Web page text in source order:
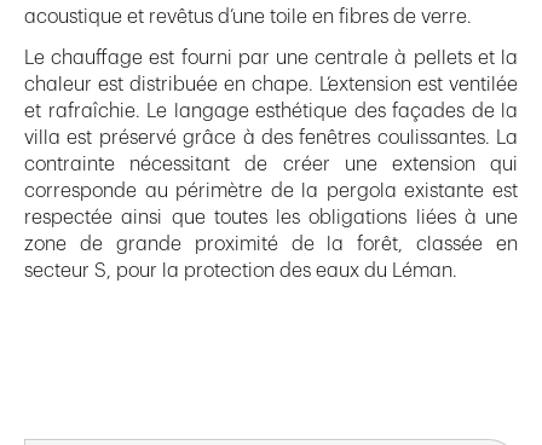
acoustique et revêtus d’une toile en fibres de verre.
Le chauffage est fourni par une centrale à pellets et la
chaleur est distribuée en chape. L’extension est ventilée
et rafraîchie. Le langage esthétique des façades de la
villa est préservé grâce à des fenêtres coulissantes. La
contrainte nécessitant de créer une extension qui
corresponde au périmètre de la pergola existante est
respectée ainsi que toutes les obligations liées à une
zone de grande proximité de la forêt, classée en
secteur S, pour la protection des eaux du Léman.